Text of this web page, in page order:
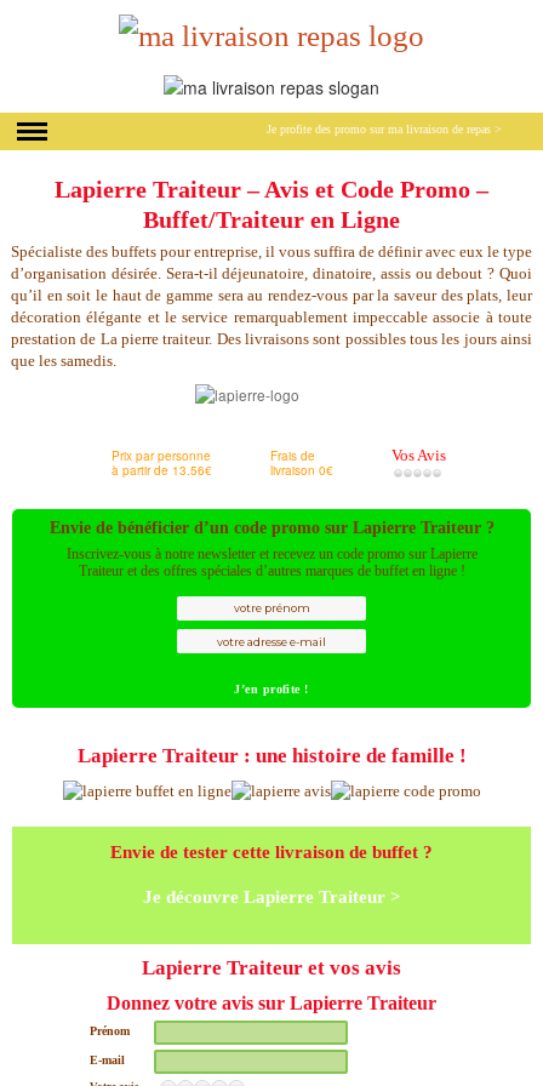
Je profite des promo sur ma livraison de repas >
Lapierre Traiteur – Avis et Code Promo –
Buffet/Traiteur en Ligne
Spécialiste des buffets pour entreprise, il vous suffira de définir avec eux le type
d’organisation désirée. Sera-t-il déjeunatoire, dinatoire, assis ou debout ? Quoi
qu’il en soit le haut de gamme sera au rendez-vous par la saveur des plats, leur
décoration élégante et le service remarquablement impeccable associe à toute
prestation de La pierre traiteur. Des livraisons sont possibles tous les jours ainsi
que les samedis.
Prix par personne
à partir de 13.56€
Frais de
livraison 0€
Vos Avis
Envie de bénéficier d’un code promo sur Lapierre Traiteur ?
Inscrivez-vous à notre newsletter et recevez un code promo sur Lapierre
Traiteur et des offres spéciales d’autres marques de buffet en ligne !
Lapierre Traiteur : une histoire de famille !
Envie de tester cette livraison de buffet ?
Je découvre Lapierre Traiteur >
Lapierre Traiteur et vos avis
Donnez votre avis sur Lapierre Traiteur
Prénom
E-mail